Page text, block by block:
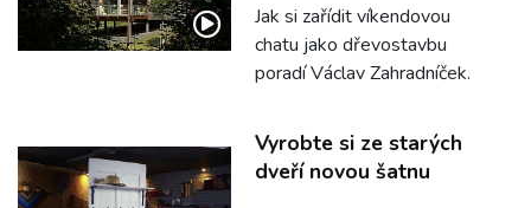
Jak si zařídit víkendovou
chatu jako dřevostavbu
poradí Václav Zahradníček.
Vyrobte si ze starých
dveří novou šatnu